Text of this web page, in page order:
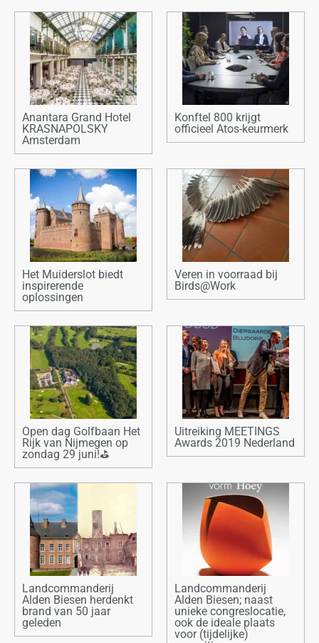
Anantara Grand Hotel
KRASNAPOLSKY
Amsterdam
Konftel 800 krijgt
officieel Atos-keurmerk
Het Muiderslot biedt
inspirerende
oplossingen
Veren in voorraad bij
Birds@Work
Open dag Golfbaan Het
Rijk van Nijmegen op
zondag 29 juni!⛳
Uitreiking MEETINGS
Awards 2019 Nederland
Landcommanderij
Alden Biesen herdenkt
brand van 50 jaar
geleden
Landcommanderij
Alden Biesen; naast
unieke congreslocatie,
ook de ideale plaats
voor (tijdelijke)